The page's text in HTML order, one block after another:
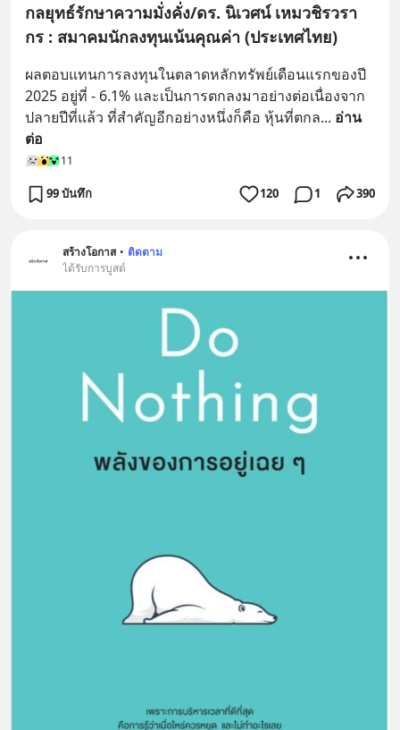
กลยุทธ์รักษาความมั่งคั่ง/ดร. นิเวศน์ เหมวชิรวรา
กร : สมาคมนักลงทุนเน้นคุณค่า (ประเทศไทย)
ผลตอบแทนการลงทุนในตลาดหลักทรัพย์เดือนแรกของปี
2025 อยู่ที่ - 6.1% และเป็นการตกลงมาอย่างต่อเนื่องจาก
ปลายปีที่แล้ว ที่สำคัญอีกอย่างหนึ่งก็คือ หุ้นที่ตกล... อ่าน
ต่อ
11
99 บันทึก 120 1 390
สร้างโอกาส • ติดตาม
ได้รับการบูสต์